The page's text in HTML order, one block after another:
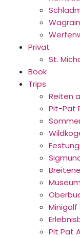
Wagrain
Privat
St.
Book
Trips
Reiten
Pit-Pat
Minigolf
Pit Pat